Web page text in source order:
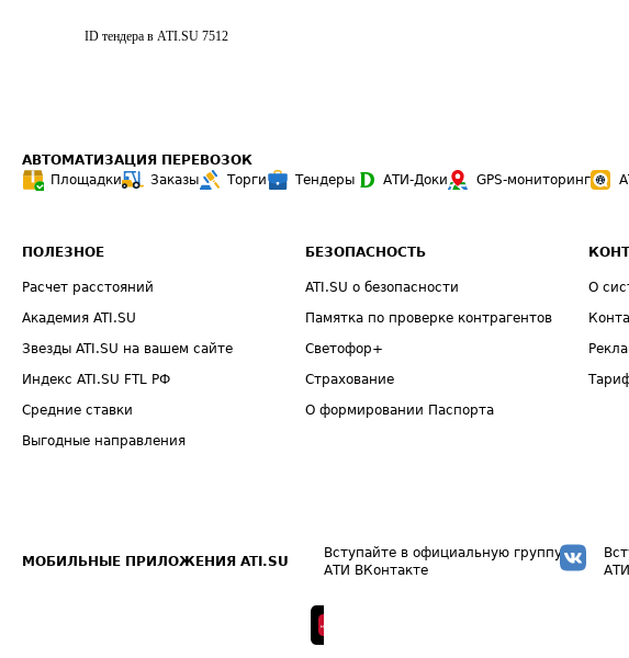
ID тендера в ATI.SU 7512
АВТОМАТИЗАЦИЯ ПЕРЕВОЗОК
Площадки
Заказы Торги Тендеры АТИ-Доки GPS-мониторинг
ПОЛЕЗНОЕ
Расчет расстояний
Академия ATI.SU
Звезды ATI.SU на вашем сайте
Индекс ATI.SU FTL РФ
Средние ставки
Выгодные направления
БЕЗОПАСНОСТЬ
ATI.SU о безопасности
Памятка по проверке контрагентов
Светофор+
Страхование
О формировании Паспорта
О
МОБИЛЬНЫЕ ПРИЛОЖЕНИЯ ATI.SU
Вступайте в официальную группу
АТИ ВКонтакте